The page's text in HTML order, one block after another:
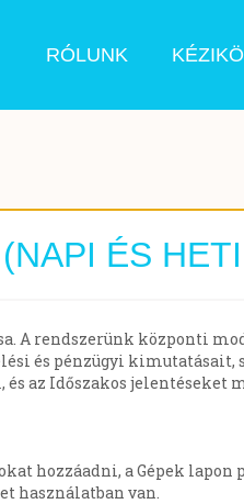
RÓLUNK
ÉS
A rendszerünk központi
és pénzügyi kimutatásait,
az Időszakos jelentéseket
hozzáadni, a Gépek
használatban van.